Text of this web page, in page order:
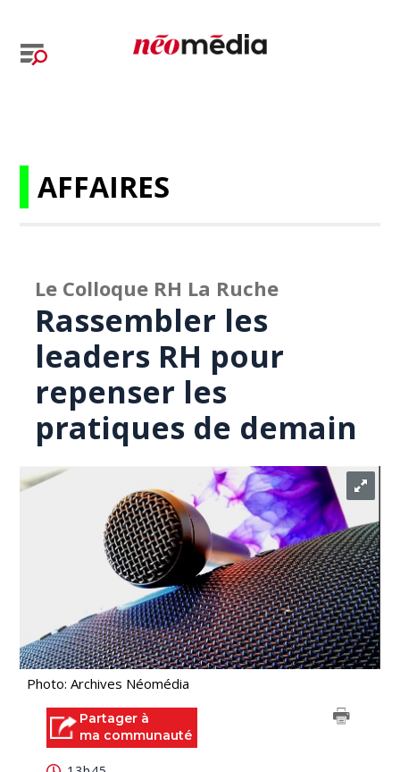
AFFAIRES
Le Colloque RH La Ruche
Rassembler les
leaders RH pour
repenser les
pratiques de demain
Photo: Archives Néomédia
Partager à
ma communauté